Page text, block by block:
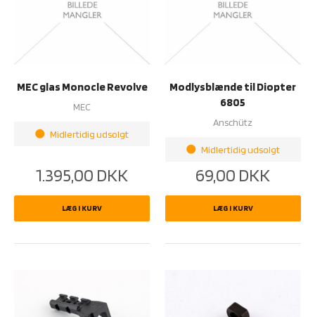
MEC glas Monocle Revolve
MEC
brightness_1 Midlertidig udsolgt
1.395,00 DKK
LÆG I KURV
Modlysblænde til Diopter
6805
Anschütz
brightness_1 Midlertidig udsolgt
69,00 DKK
LÆG I KURV